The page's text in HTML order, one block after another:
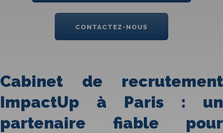
CONTACTEZ-NOUS
Cabinet de recrutement
ImpactUp à Paris : un
partenaire fiable pour